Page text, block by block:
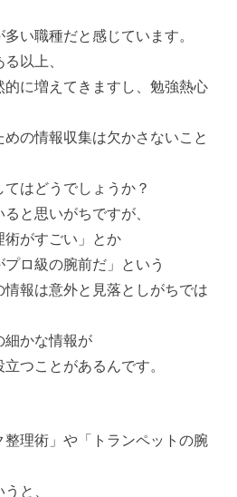
い職種だと感じています。
以上、
に増えてきますし、勉強熱心
の情報収集は欠かさないこと
はどうでしょうか？
と思いがちですが、
術がすごい」とか
プロ級の腕前だ」という
報は意外と見落としがちでは
細かな情報が
つことがあるんです。
理術」や「トランペットの腕
と、